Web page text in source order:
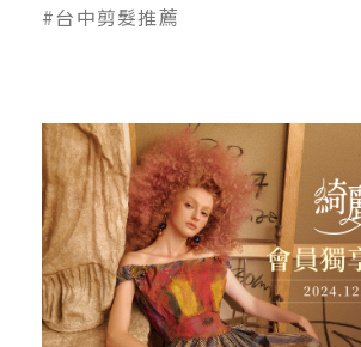
#台中剪髮推薦